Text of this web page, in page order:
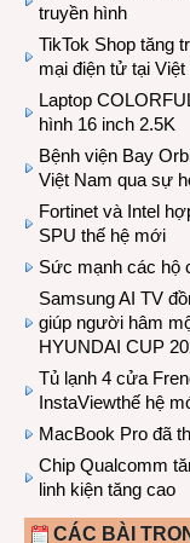
truyền hình
TikTok Shop tăng
mại điện tử tại Việt
Laptop
hình 16 inch 2.5K
Bệnh viện Bay
Việt Nam qua sự
Fortinet và Intel
SPU thế hệ mới
Sức mạnh các hộ
Samsung AI TV
giúp người hâm
HYUNDAI CUP
Tủ lạnh 4 cửa
InstaViewthế hệ
MacBook Pro đã
Chip Qualcomm
linh kiện tăng cao
CÁC BÀI